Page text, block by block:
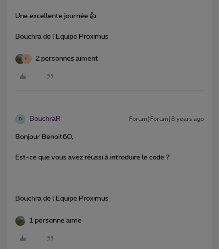
Une excellente journée 👍
Bouchra de l'Equipe Proximus
2 personnes aiment
B BouchraR Forum|Forum|8 years ago
Bonjour Benoit60,
Est-ce que vous avez réussi à introduire le code ?
Bouchra de l'Equipe Proximus
1 personne aime